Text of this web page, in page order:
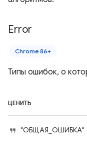
Error
Chrome 86+
Типы ошибок, о
ЦЕНИТЬ
"ОБЩАЯ_ОШИБКА"